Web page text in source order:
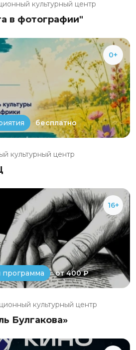
культурный центр
в фотографии"
0+
бесплатно
культурный центр
16+
программа от 400 ₽
культурный центр
Булгакова»